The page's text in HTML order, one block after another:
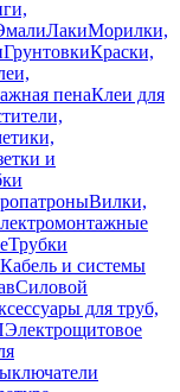
ЛакиМорилки,
ГрунтовкиКраски,
пенаКлеи для
и
Вилки,
Трубки
Кабель и системы
Силовой
для труб,
Электрощитовое